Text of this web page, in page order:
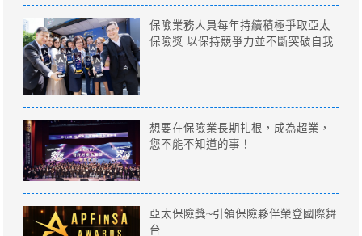
保險業務人員每年持續積極爭取亞太
保險獎 以保持競爭力並不斷突破自我
想要在保險業長期扎根，成為超業，
您不能不知道的事！
亞太保險獎~引領保險夥伴榮登國際舞
台